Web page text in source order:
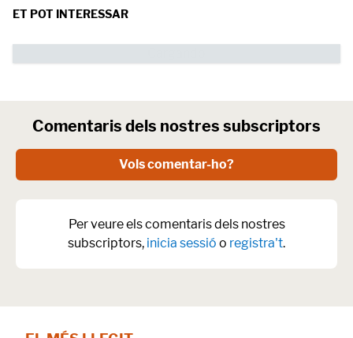
ET POT INTERESSAR
Comentaris dels nostres subscriptors
Vols comentar-ho?
Per veure els comentaris dels nostres
subscriptors, inicia sessió o registra't.